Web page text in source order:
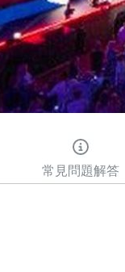
常見問題解答